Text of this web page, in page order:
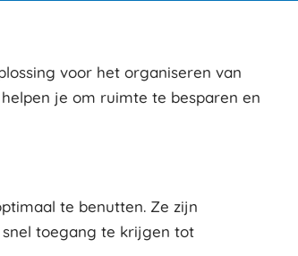
voor het organiseren van
je om ruimte te besparen en
te benutten. Ze zijn
toegang te krijgen tot